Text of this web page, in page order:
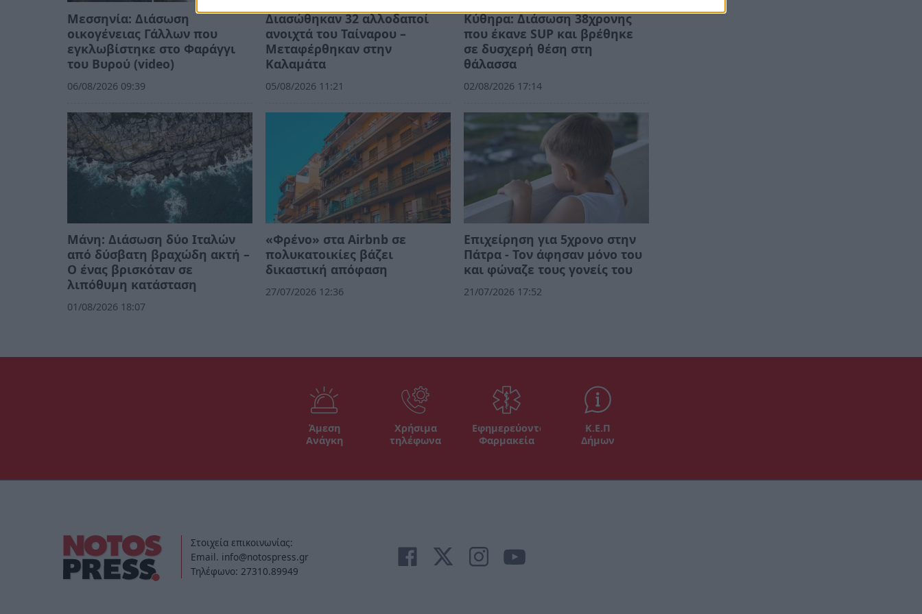
Μεσσηνία: Διάσωση
οικογένειας Γάλλων που
εγκλωβίστηκε στο Φαράγγι
του Βυρού (video)
06/08/2026 09:39
Διασώθηκαν 32 αλλοδαποί
ανοιχτά του Ταίναρου –
Μεταφέρθηκαν στην
Καλαμάτα
05/08/2026 11:21
Κύθηρα: Διάσωση 38χρονης
που έκανε SUP και βρέθηκε
σε δυσχερή θέση στη
θάλασσα
02/08/2026 17:14
Μάνη: Διάσωση δύο Ιταλών
από δύσβατη βραχώδη ακτή –
Ο ένας βρισκόταν σε
λιπόθυμη κατάσταση
01/08/2026 18:07
«Φρένο» στα Airbnb σε
πολυκατοικίες βάζει
δικαστική απόφαση
27/07/2026 12:36
Επιχείρηση για 5χρονο στην
Πάτρα - Τον άφησαν μόνο του
και φώναζε τους γονείς του
21/07/2026 17:52
Άμεση
Ανάγκη
Χρήσιμα
τηλέφωνα
Εφημερεύοντα
Φαρμακεία
Κ.Ε.Π
Δήμων
Στοιχεία επικοινωνίας:
Email. info@notospress.gr
Τηλέφωνο: 27310.89949